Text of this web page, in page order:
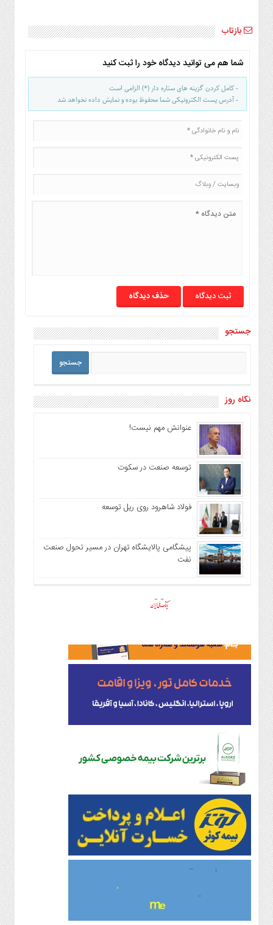
بازتاب
شما هم می توانید دیدگاه خود را ثبت کنید
- کامل کردن گزینه های ستاره دار (*) الزامی است
- آدرس پست الکترونیکی شما محفوظ بوده و نمایش داده نخواهد شد
حذف دیدگاه
جستجو
نگاه روز
عنوانش مهم نیست!
توسعه صنعت در سکوت
فولاد شاهرود روی ریل توسعه
پیشگامی پالایشگاه تهران در مسیر تحول صنعت
نفت